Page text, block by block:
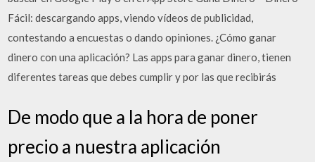
Fácil: descargando apps, viendo vídeos de publicidad,
contestando a encuestas o dando opiniones. ¿Cómo ganar
dinero con una aplicación? Las apps para ganar dinero, tienen
diferentes tareas que debes cumplir y por las que recibirás
De modo que a la hora de poner
precio a nuestra aplicación